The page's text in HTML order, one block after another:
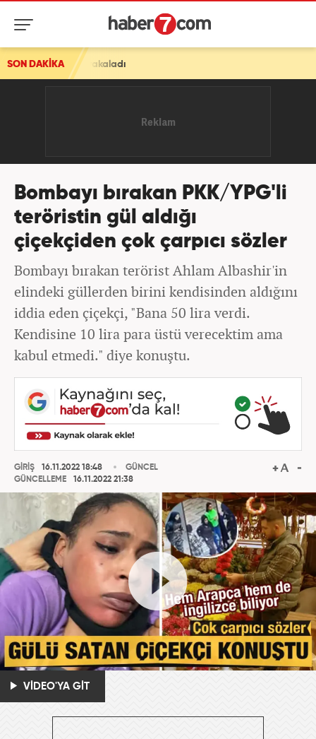
SON DAKİKA
Bombayı bırakan PKK/YPG'li
teröristin gül aldığı
çiçekçiden çok çarpıcı sözler
Bombayı bırakan terörist Ahlam Albashir'in
elindeki güllerden birini kendisinden aldığını
iddia eden çiçekçi, "Bana 50 lira verdi.
Kendisine 10 lira para üstü verecektim ama
kabul etmedi." diye konuştu.
GİRİŞ
16.11.2022 18:48
GÜNCELLEME
16.11.2022 21:38
GÜNCEL
VİDEO'YA GİT